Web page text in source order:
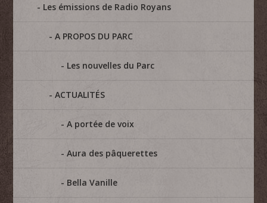
Les émissions de Radio Royans
A PROPOS DU PARC
Les nouvelles du Parc
ACTUALITÉS
A portée de voix
Aura des pâquerettes
Bella Vanille